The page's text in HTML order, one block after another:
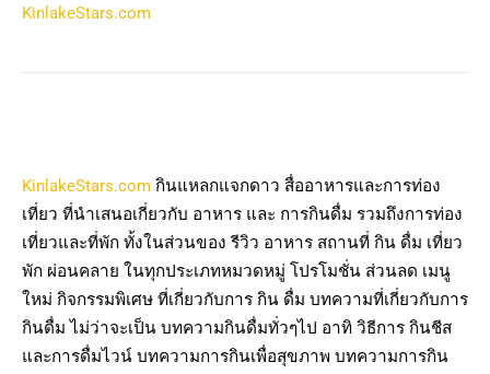
KinlakeStars.com
KinlakeStars.com กินแหลกแจกดาว สื่ออาหารและการท่อง
เที่ยว ที่นำเสนอเกี่ยวกับ อาหาร และ การกินดื่ม รวมถึงการท่อง
เที่ยวและที่พัก ทั้งในส่วนของ รีวิว อาหาร สถานที่ กิน ดื่ม เที่ยว
พัก ผ่อนคลาย ในทุกประเภทหมวดหมู่ โปรโมชั่น ส่วนลด เมนู
ใหม่ กิจกรรมพิเศษ ที่เกี่ยวกับการ กิน ดื่ม บทความที่เกี่ยวกับการ
กินดื่ม ไม่ว่าจะเป็น บทความกินดื่มทั่วๆไป อาทิ วิธีการ กินชีส
และการดื่มไวน์ บทความการกินเพื่อสุขภาพ บทความการกิน